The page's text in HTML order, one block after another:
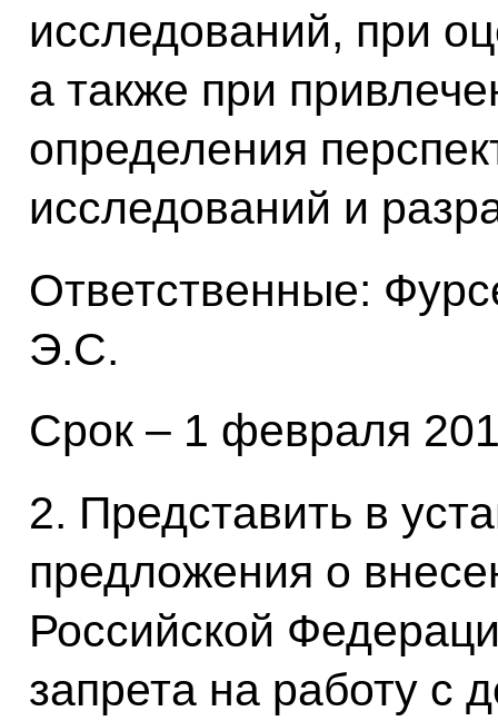
исследований, при
а также при
определения
исследований и
Ответственные:
Э.С.
Срок – 1 февраля
2. Представить в
предложения о
Российской
запрета на работу с